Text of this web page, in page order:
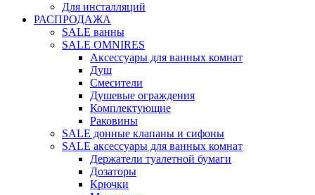
Для инсталляций
РАСПРОДАЖА
SALE ванны
SALE OMNIRES
Аксессуары для ванных комнат
Душ
Смесители
Душевые ограждения
Комплектующие
Раковины
SALE донные клапаны и сифоны
SALE аксессуары для ванных комнат
Держатели туалетной бумаги
Дозаторы
Крючки